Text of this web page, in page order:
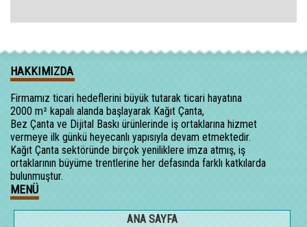
HAKKIMIZDA
Firmamız ticari hedeflerini büyük tutarak ticari hayatına
2000 m² kapalı alanda başlayarak Kağıt Çanta,
Bez Çanta ve Dijital Baskı ürünlerinde iş ortaklarına hizmet
vermeye ilk günkü heyecanlı yapısıyla devam etmektedir.
Kağıt Çanta sektöründe birçok yeniliklere imza atmış, iş
ortaklarının büyüme trentlerine her defasında farklı katkılarda
bulunmuştur.
MENÜ
ANA SAYFA